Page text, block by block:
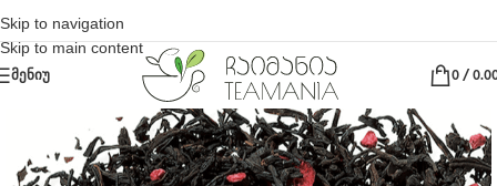
Skip to navigation
Skip to main content
ᲛᲔᲜᲘᲣ 0/